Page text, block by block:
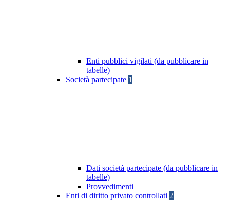
Enti pubblici vigilati (da pubblicare in
tabelle)
Società partecipate 1
Dati società partecipate (da pubblicare in
tabelle)
Provvedimenti
Enti di diritto privato controllati 2